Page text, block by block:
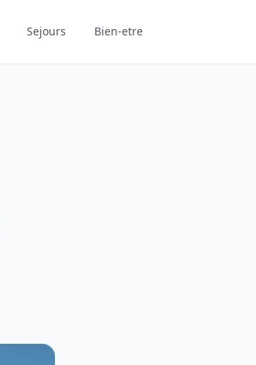
Sejours Bien-etre